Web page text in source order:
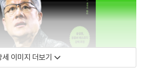
세 이미지 더보기